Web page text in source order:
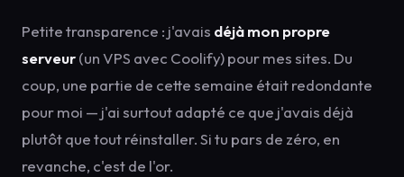
Petite transparence : j'avais déjà mon propre
serveur(un VPS avec Coolify) pour mes sites. Du
coup, une partie de cette semaine était redondante
pour moi — j'ai surtout adapté ce que j'avais déjà
plutôt que tout réinstaller. Si tu pars de zéro, en
revanche, c'est de l'or.